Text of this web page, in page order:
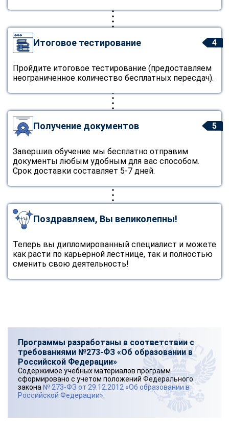
4
Итоговое тестирование
Пройдите итоговое тестирование (предоставляем
неограниченное количество бесплатных пересдач).
5
Получение документов
Завершив обучение мы бесплатно отправим
документы любым удобным для вас способом.
Срок доставки составляет 5-7 дней.
Поздравляем, Вы великолепны!
Теперь вы дипломированный специалист и можете
как расти по карьерной лестнице, так и полностью
сменить свою деятельность!
Программы разработаны в соответствии с
требованиями №273-ФЗ «Об образовании в
Российской Федерации»
Содержимое учебных материалов программ
сформировано с учетом положений Федерального
закона № 273-ФЗ от 29.12.2012 «Об образовании в
Российской Федерации»